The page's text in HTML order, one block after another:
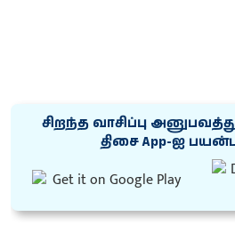
சிறந்த வாசிப்பு
திசை App-ஐ